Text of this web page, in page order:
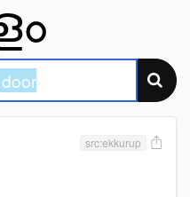
src:ekkurup